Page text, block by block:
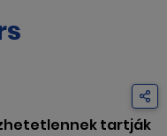
tartják